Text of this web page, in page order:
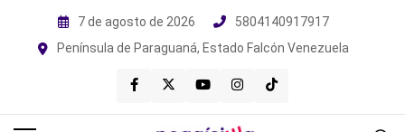
7 de agosto de 2026
5804140917917
Península de Paraguaná, Estado Falcón Venezuela